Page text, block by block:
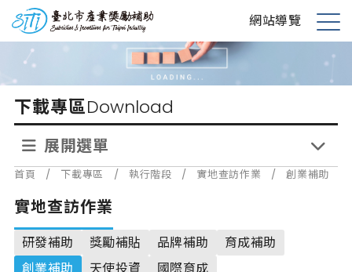
到
內
台北市產業獎勵補助 網站導覽
展
選
單
下載專區Download
展開選單
首頁 / 下載專區 / 執行階段 / 實地查訪作業 / 創業補助
實地查訪作業
研發補助 獎勵補貼 品牌補助
育成補助